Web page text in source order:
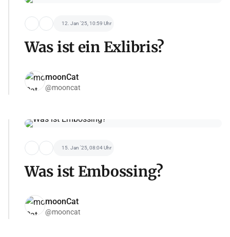
12. Jan '25, 10:59 Uhr
Was ist ein Exlibris?
moonCat
@mooncat
15. Jan '25, 08:04 Uhr
Was ist Embossing?
moonCat
@mooncat